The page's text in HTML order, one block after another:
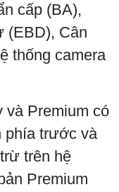
cấp (BA),
(EBD), Cân
thống camera
và Premium có
phía trước và
trên hệ
Premium